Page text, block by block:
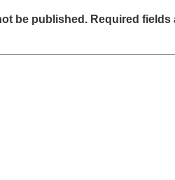
be published. Required fields